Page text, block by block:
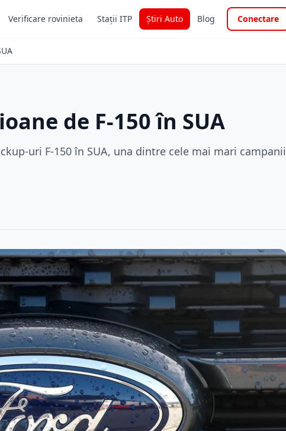
Verificare rovinieta Stații ITP Știri Auto Blog Conectare
de F-150 în SUA
uri F-150 în SUA, una dintre cele mai mari campanii